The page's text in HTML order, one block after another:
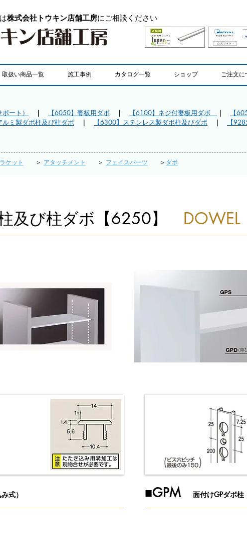
株式会社トウキン店舗工房にご相談ください
取扱い商品一覧 施工事例 カタログ一覧 ショップ ご注文に
ート） ｜ 【6050】妻板用ダボ ｜ 【6100】ネジ付妻板用ダボ ｜
【
ルミ製ダボ柱及び柱ダボ ｜ 【6300】ステンレス製ダボ柱及びダボ ｜ 【
ケット ＞ アタッチメント ＞ フェイスパーツ ＞ ダボ
及び柱ダボ【6250】 DOWEL
式） ​■GPM 面付けGPダボ